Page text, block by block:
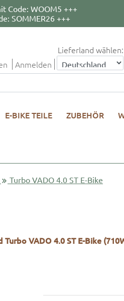
Code: WOOM5 +++
SOMMER26 +++
Anmelden
Lieferland wählen:
E-BIKE TEILE ZUBEHÖR
Turbo VADO 4.0 ST E-Bike
VADO 4.0 ST E-Bike